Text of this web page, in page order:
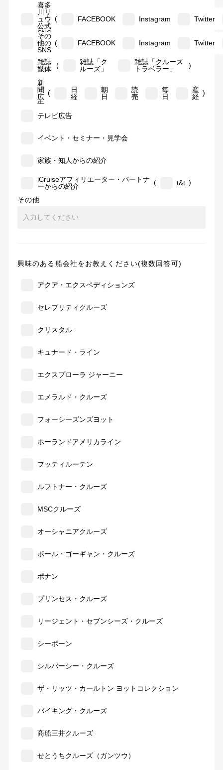
喜多
川リ
ュウ
公式
SNS
( FACEBOOK Instagram Twitter
その
他の
SNS
( FACEBOOK Instagram Twitter
雑誌
媒体
(
雑誌「ク
ルーズ」
雑誌「クルーズ
トラベラー」
)
新
聞
広
告
(
日
経
朝
日
読
売
毎
日
産
経 )
テレビ広告
イベント・セミナー・見学会
家族・知人からの紹介
iCruiseアフィリエーター・パートナ
ーからの紹介
( t&t )
その他
興味のある船会社をお教えください(複数回答可)
アクア・エクスペディションズ
セレブリティクルーズ
クリスタル
キュナード・ライン
エクスプローラ ジャーニー
エメラルド・クルーズ
フォーシーズンズヨット
ホーランドアメリカライン
フッティルーテン
ルフトナー・クルーズ
MSCクルーズ
オーシャニアクルーズ
ポール・ゴーギャン・クルーズ
ポナン
プリンセス・クルーズ
リージェント・セブンシーズ・クルーズ
シーボーン
シルバーシー・クルーズ
ザ・リッツ・カールトン ヨットコレクション
バイキング・クルーズ
商船三井クルーズ
せとうちクルーズ（ガンツウ）